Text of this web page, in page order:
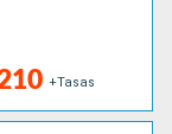
+Tasas